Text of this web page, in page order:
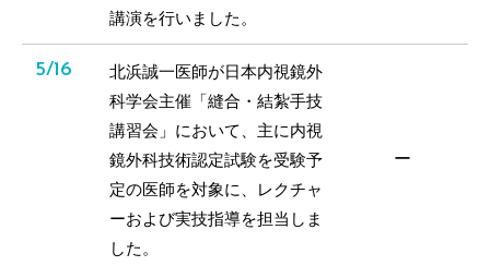
講演を行いました。
5/16
北浜誠一医師が日本内視鏡外
科学会主催「縫合・結紮手技
講習会」において、主に内視
鏡外科技術認定試験を受験予
定の医師を対象に、レクチャ
ーおよび実技指導を担当しま
した。
ー